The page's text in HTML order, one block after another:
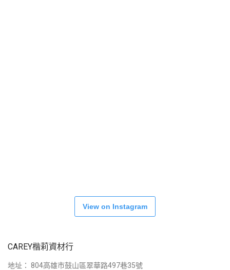
View on Instagram
CAREY楷莉資材行
地址： 804高雄市鼓山區翠華路497巷35號